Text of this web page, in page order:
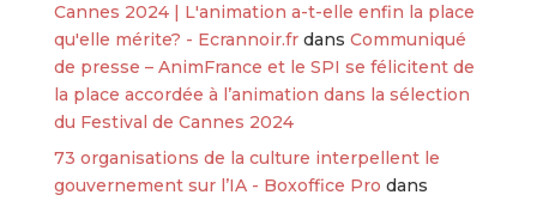
Cannes 2024 | L'animation a-t-elle enfin la place
qu'elle mérite? - Ecrannoir.frdans Communiqué
de presse – AnimFrance et le SPI se félicitent de
la place accordée à l’animation dans la sélection
du Festival de Cannes 2024
73 organisations de la culture interpellent le
gouvernement sur l’IA - Boxoffice Pro dans